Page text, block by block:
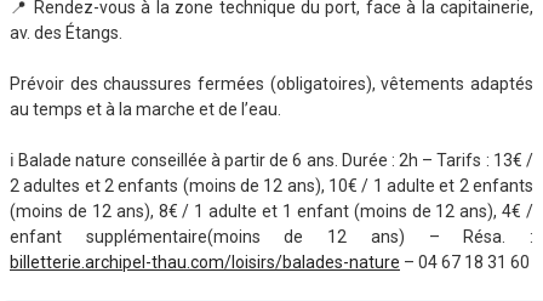
📍 Rendez-vous à la zone technique du port, face à la capitainerie,
av. des Étangs.
Prévoir des chaussures fermées (obligatoires), vêtements adaptés
au temps et à la marche et de l’eau.
ℹ️ Balade nature conseillée à partir de 6 ans. Durée : 2h – Tarifs : 13€ /
2 adultes et 2 enfants (moins de 12 ans), 10€ / 1 adulte et 2 enfants
(moins de 12 ans), 8€ / 1 adulte et 1 enfant (moins de 12 ans), 4€ /
enfant supplémentaire(moins de 12 ans) – Résa. :
billetterie.archipel-thau.com/loisirs/balades-nature – 04 67 18 31 60